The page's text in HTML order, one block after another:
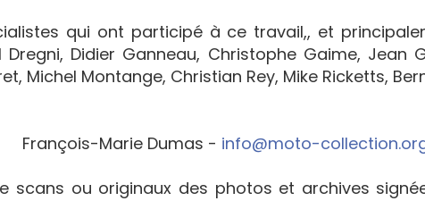
qui ont participé à ce travail,, et
Dregni, Didier Ganneau, Christophe Gaime, Jean
Michel Montange, Christian Rey, Mike Ricketts,
François-Marie Dumas - info@moto-
scans ou originaux des photos et archives